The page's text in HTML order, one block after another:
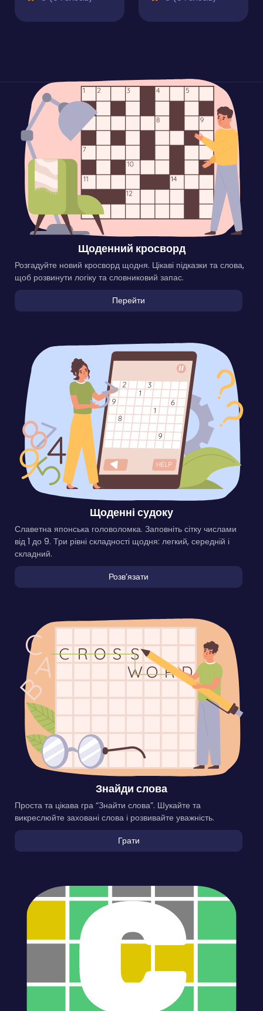
Щоденний кросворд
Розгадуйте новий кросворд щодня. Цікаві підказки та слова,
щоб розвинути логіку та словниковий запас.
Перейти
Щоденні судоку
Славетна японська головоломка. Заповніть сітку числами
від 1 до 9. Три рівні складності щодня: легкий, середній і
складний.
Розвʼязати
Знайди слова
Проста та цікава гра “Знайти слова”. Шукайте та
викреслюйте заховані слова і розвивайте уважність.
Грати